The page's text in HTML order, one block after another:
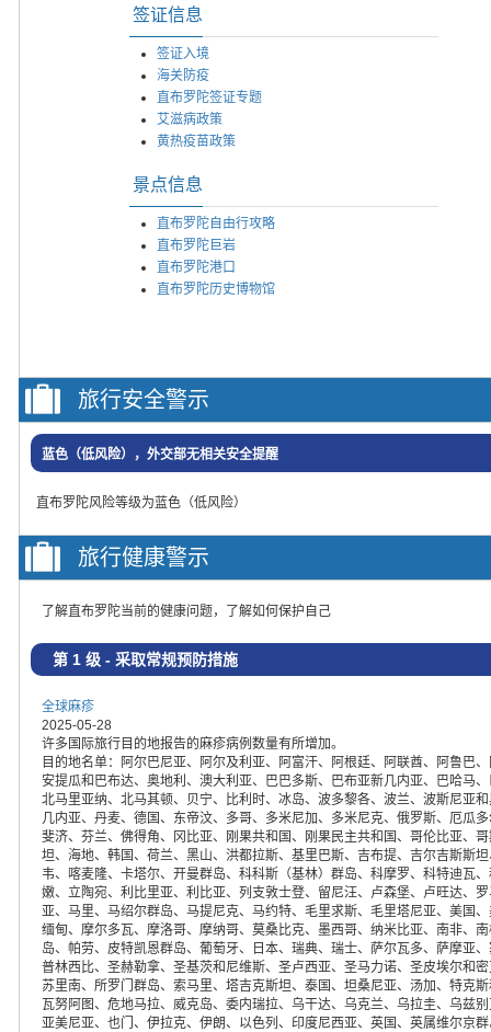
签证信息
签证入境
海关防疫
直布罗陀签证专题
艾滋病政策
黄热疫苗政策
景点信息
直布罗陀自由行攻略
直布罗陀巨岩
直布罗陀港口
直布罗陀历史博物馆
旅行安全警示
蓝色（低风险），外交部无相关安全提醒
直布罗陀风险等级为蓝色（低风险）
旅行健康警示
了解直布罗陀当前的健康问题，了解如何保护自己
第 1 级 - 采取常规预防措施
全球麻疹
2025-05-28
许多国际旅行目的地报告的麻疹病例数量有所增加。
目的地名单：阿尔巴尼亚、阿尔及利亚、阿富汗、阿根廷、阿联酋、阿鲁巴
安提瓜和巴布达、奥地利、澳大利亚、巴巴多斯、巴布亚新几内亚、巴哈马
北马里亚纳、北马其顿、贝宁、比利时、冰岛、波多黎各、波兰、波斯尼亚
几内亚、丹麦、德国、东帝汶、多哥、多米尼加、多米尼克、俄罗斯、厄瓜
斐济、芬兰、佛得角、冈比亚、刚果共和国、刚果民主共和国、哥伦比亚、
坦、海地、韩国、荷兰、黑山、洪都拉斯、基里巴斯、吉布提、吉尔吉斯斯
韦、喀麦隆、卡塔尔、开曼群岛、科科斯（基林）群岛、科摩罗、科特迪瓦
嫩、立陶宛、利比里亚、利比亚、列支敦士登、留尼汪、卢森堡、卢旺达、
亚、马里、马绍尔群岛、马提尼克、马约特、毛里求斯、毛里塔尼亚、美国
缅甸、摩尔多瓦、摩洛哥、摩纳哥、莫桑比克、墨西哥、纳米比亚、南非、
岛、帕劳、皮特凯恩群岛、葡萄牙、日本、瑞典、瑞士、萨尔瓦多、萨摩亚
普林西比、圣赫勒拿、圣基茨和尼维斯、圣卢西亚、圣马力诺、圣皮埃尔和
苏里南、所罗门群岛、索马里、塔吉克斯坦、泰国、坦桑尼亚、汤加、特克
瓦努阿图、危地马拉、威克岛、委内瑞拉、乌干达、乌克兰、乌拉圭、乌兹
亚美尼亚、也门、伊拉克、伊朗、以色列、印度尼西亚、英国、英属维尔京